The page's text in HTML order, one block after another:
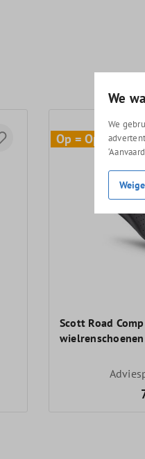
Op = Op
Scott Road
wielrenschoenen
We
We